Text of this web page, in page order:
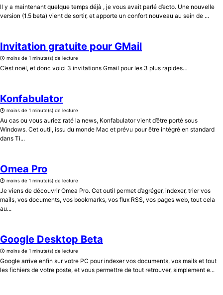
Il y a maintenant quelque temps déjà , je vous avait parlé d’ecto. Une nouvelle
version (1.5 beta) vient de sortir, et apporte un confort nouveau au sein de ...
Invitation gratuite pour GMail
moins de 1 minute(s) de lecture
C’est noël, et donc voici 3 invitations Gmail pour les 3 plus rapides…
Konfabulator
moins de 1 minute(s) de lecture
Au cas ou vous auriez raté la news, Konfabulator vient d’être porté sous
Windows. Cet outil, issu du monde Mac et prévu pour être intégré en standard
dans Ti...
Omea Pro
moins de 1 minute(s) de lecture
Je viens de découvrir Omea Pro. Cet outil permet d’agréger, indexer, trier vos
mails, vos documents, vos bookmarks, vos flux RSS, vos pages web, tout cela
au...
Google Desktop Beta
moins de 1 minute(s) de lecture
Google arrive enfin sur votre PC pour indexer vos documents, vos mails et tout
les fichiers de votre poste, et vous permettre de tout retrouver, simplement e...